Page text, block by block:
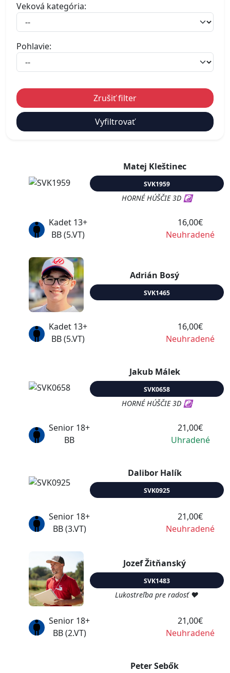
Veková kategória:
Pohlavie:
Zrušiť filter
Vyfiltrovať
Matej Kleštinec
SVK1959
HORNÉ HÚŠČIE 3D ☯
Kadet 13+
BB (5.VT)
16,00€
Neuhradené
Adrián Bosý
SVK1465
Kadet 13+
BB (5.VT)
16,00€
Neuhradené
Jakub Málek
SVK0658
HORNÉ HÚŠČIE 3D ☯
Senior 18+
BB
21,00€
Uhradené
Dalibor Halík
SVK0925
Senior 18+
BB (3.VT)
21,00€
Neuhradené
Jozef Žitňanský
SVK1483
Lukostreľba pre radosť ♥
Senior 18+
BB (2.VT)
21,00€
Neuhradené
Peter Sebők